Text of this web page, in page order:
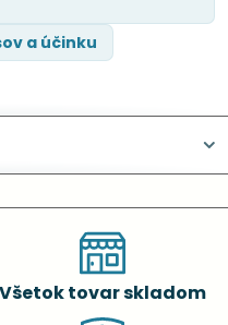
a účinku
Všetok tovar skladom